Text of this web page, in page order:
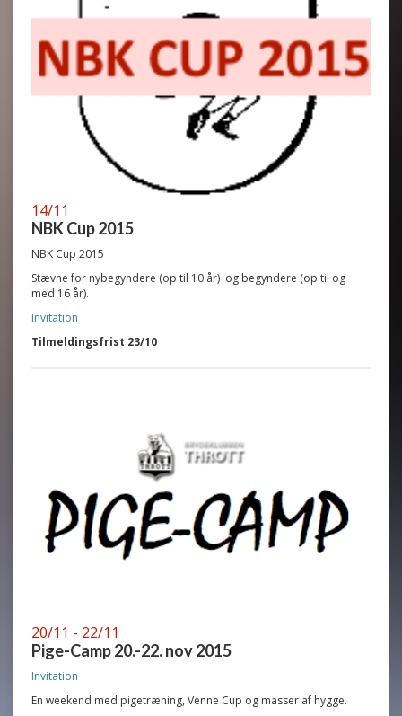
14/11
NBK Cup 2015
NBK Cup 2015
Stævne for nybegyndere (op til 10 år) og begyndere (op til og
med 16 år).
Invitation
Tilmeldingsfrist 23/10
20/11 - 22/11
Pige-Camp 20.-22. nov 2015
Invitation
En weekend med pigetræning, Venne Cup og masser af hygge.